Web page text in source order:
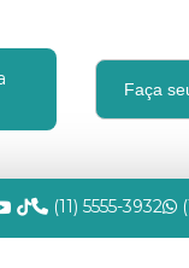
Faça
(11) 5555-3932